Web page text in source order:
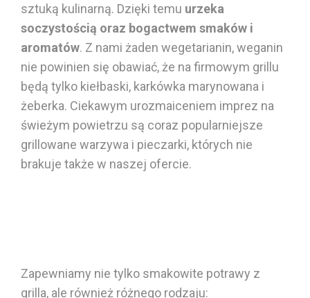
sztuką kulinarną. Dzięki temu urzeka
soczystością oraz bogactwem smaków i
aromatów. Z nami żaden wegetarianin, weganin
nie powinien się obawiać, że na firmowym grillu
będą tylko kiełbaski, karkówka marynowana i
żeberka. Ciekawym urozmaiceniem imprez na
świeżym powietrzu są coraz popularniejsze
grillowane warzywa i pieczarki, których nie
brakuje także w naszej ofercie.
Zapewniamy nie tylko smakowite potrawy z
grilla, ale również różnego rodzaju: